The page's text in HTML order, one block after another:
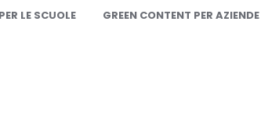
LE SCUOLE GREEN CONTENT PER AZIENDE